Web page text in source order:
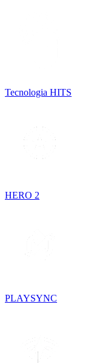
Tecnologia HITS
HERO 2
PLAYSYNC